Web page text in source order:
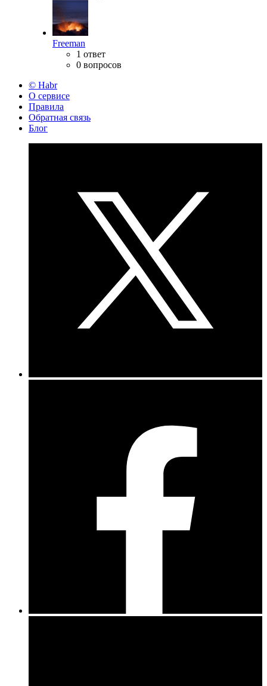
Freeman
1 ответ
0 вопросов
© Habr
О сервисе
Правила
Обратная связь
Блог